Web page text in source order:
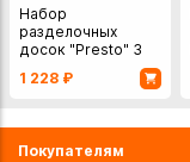
Набор
разделочных
досок "Presto" 3
Tescoma
1 228 ₽
Покупателям